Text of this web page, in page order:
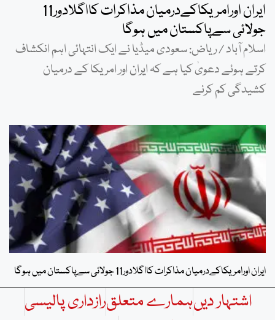
ایران اورامریکاکےدرمیان مذاکرات کااگلادور11
جولائی سےپاکستان میں ہوگا
اسلام آباد / ریاض: سعودی میڈیا نے ایک انتہائی اہم انکشاف
کرتے ہوئے دعویٰ کیا ہے کہ ایران اور امریکا کے درمیان
کشیدگی کم کرنے
ایران اورامریکاکےدرمیان مذاکرات کااگلادور11 جولائی سےپاکستان میں ہوگا
اشتہار دیںہمارے متعلقرازداری پالیسی